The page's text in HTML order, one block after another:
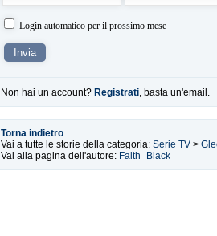
Login automatico per il prossimo mese
Non hai un account? Registrati, basta un'email.
Torna indietro
Vai a tutte le storie della categoria:Serie TV >
Vai alla pagina dell'autore: Faith_Black